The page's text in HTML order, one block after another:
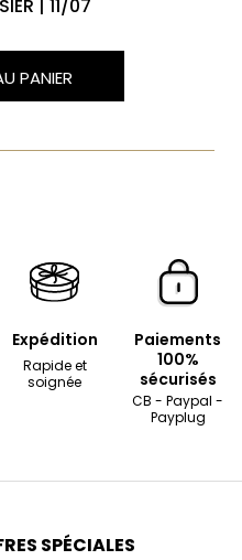
| 11/07
PANIER
Expédition
Rapide et
soignée
Paiements
100%
sécurisés
CB - Paypal -
Payplug
SPÉCIALES